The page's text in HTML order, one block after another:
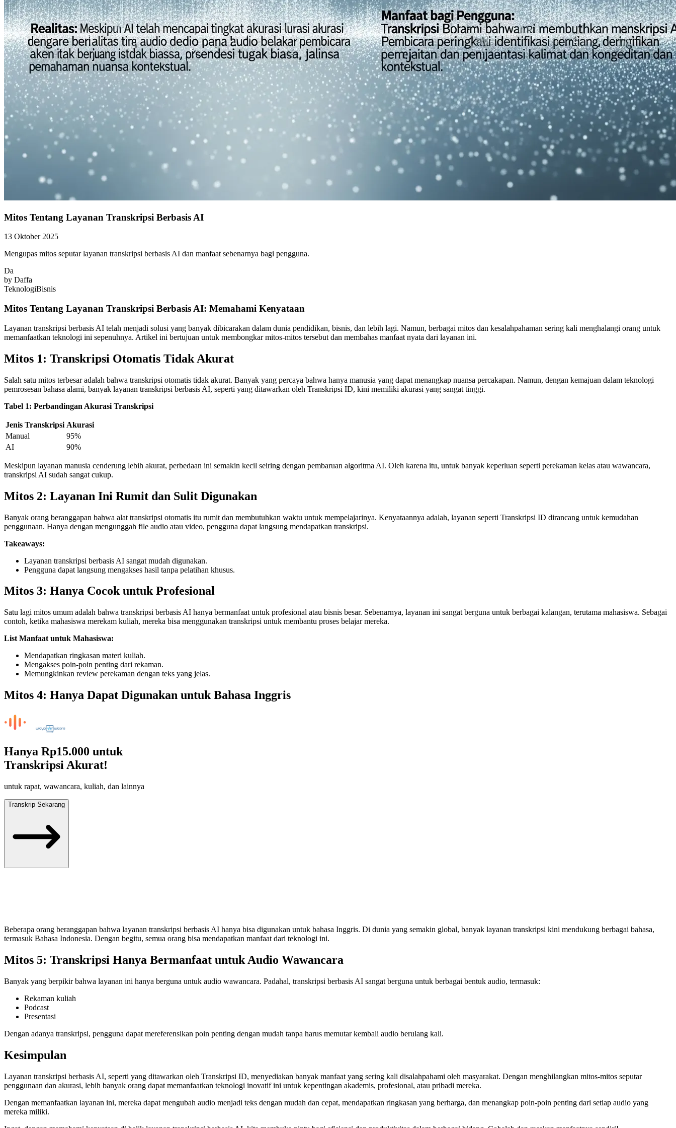
Mitos Tentang Layanan Transkripsi Berbasis AI
13 Oktober 2025
Mengupas mitos seputar layanan transkripsi berbasis AI dan manfaat sebenarnya bagi pengguna.
Da
by Daffa
TeknologiBisnis
Mitos Tentang Layanan Transkripsi Berbasis AI: Memahami Kenyataan
Layanan transkripsi berbasis AI telah menjadi solusi yang banyak dibicarakan dalam dunia pendidikan, bisnis, dan lebih lagi. Namun, berbagai mitos dan kesalahpahaman sering kali menghalangi orang untuk
memanfaatkan teknologi ini sepenuhnya. Artikel ini bertujuan untuk membongkar mitos-mitos tersebut dan membahas manfaat nyata dari layanan ini.
Mitos 1: Transkripsi Otomatis Tidak Akurat
Salah satu mitos terbesar adalah bahwa transkripsi otomatis tidak akurat. Banyak yang percaya bahwa hanya manusia yang dapat menangkap nuansa percakapan. Namun, dengan kemajuan dalam teknologi
pemrosesan bahasa alami, banyak layanan transkripsi berbasis AI, seperti yang ditawarkan oleh Transkripsi ID, kini memiliki akurasi yang sangat tinggi.
Tabel 1: Perbandingan Akurasi Transkripsi
Jenis Transkripsi Akurasi
Manual
95%
AI
90%
Meskipun layanan manusia cenderung lebih akurat, perbedaan ini semakin kecil seiring dengan pembaruan algoritma AI. Oleh karena itu, untuk banyak keperluan seperti perekaman kelas atau wawancara,
transkripsi AI sudah sangat cukup.
Mitos 2: Layanan Ini Rumit dan Sulit Digunakan
Banyak orang beranggapan bahwa alat transkripsi otomatis itu rumit dan membutuhkan waktu untuk mempelajarinya. Kenyataannya adalah, layanan seperti Transkripsi ID dirancang untuk kemudahan
penggunaan. Hanya dengan mengunggah file audio atau video, pengguna dapat langsung mendapatkan transkripsi.
Takeaways:
Layanan transkripsi berbasis AI sangat mudah digunakan.
Pengguna dapat langsung mengakses hasil tanpa pelatihan khusus.
Mitos 3: Hanya Cocok untuk Profesional
Satu lagi mitos umum adalah bahwa transkripsi berbasis AI hanya bermanfaat untuk profesional atau bisnis besar. Sebenarnya, layanan ini sangat berguna untuk berbagai kalangan, terutama mahasiswa. Sebagai
contoh, ketika mahasiswa merekam kuliah, mereka bisa menggunakan transkripsi untuk membantu proses belajar mereka.
List Manfaat untuk Mahasiswa:
Mendapatkan ringkasan materi kuliah.
Mengakses poin-poin penting dari rekaman.
Memungkinkan review perekaman dengan teks yang jelas.
Mitos 4: Hanya Dapat Digunakan untuk Bahasa Inggris
Hanya Rp15.000 untuk
Transkripsi Akurat!
untuk rapat, wawancara, kuliah, dan lainnya
Transkrip Sekarang
Beberapa orang beranggapan bahwa layanan transkripsi berbasis AI hanya bisa digunakan untuk bahasa Inggris. Di dunia yang semakin global, banyak layanan transkripsi kini mendukung berbagai bahasa,
termasuk Bahasa Indonesia. Dengan begitu, semua orang bisa mendapatkan manfaat dari teknologi ini.
Mitos 5: Transkripsi Hanya Bermanfaat untuk Audio Wawancara
Banyak yang berpikir bahwa layanan ini hanya berguna untuk audio wawancara. Padahal, transkripsi berbasis AI sangat berguna untuk berbagai bentuk audio, termasuk:
Rekaman kuliah
Podcast
Presentasi
Dengan adanya transkripsi, pengguna dapat mereferensikan poin penting dengan mudah tanpa harus memutar kembali audio berulang kali.
Kesimpulan
Layanan transkripsi berbasis AI, seperti yang ditawarkan oleh Transkripsi ID, menyediakan banyak manfaat yang sering kali disalahpahami oleh masyarakat. Dengan menghilangkan mitos-mitos seputar
penggunaan dan akurasi, lebih banyak orang dapat memanfaatkan teknologi inovatif ini untuk kepentingan akademis, profesional, atau pribadi mereka.
Dengan memanfaatkan layanan ini, mereka dapat mengubah audio menjadi teks dengan mudah dan cepat, mendapatkan ringkasan yang berharga, dan menangkap poin-poin penting dari setiap audio yang
mereka miliki.